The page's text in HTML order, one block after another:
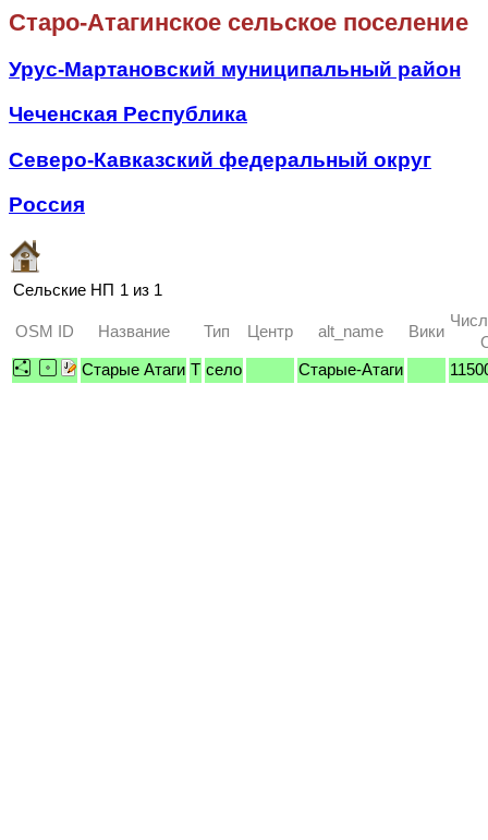
Старо-Атагинское сельское поселение
Урус-Мартановский муниципальный район
Чеченская Республика
Северо-Кавказский федеральный округ
Россия
Сельские НП 1 из 1
OSM ID Название Тип Центр alt_name Вики
Старые Атаги T село Старые-Атаги